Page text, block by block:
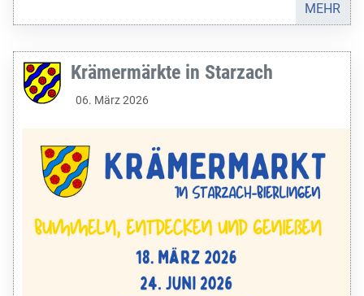
MEHR
Krämermärkte in Starzach
06. März 2026